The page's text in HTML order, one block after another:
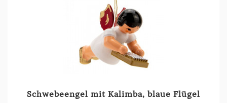
Schwebeengel mit Kalimba, blaue Flügel